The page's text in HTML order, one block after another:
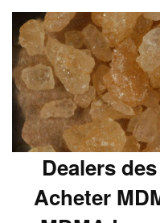
Dealers
Acheter